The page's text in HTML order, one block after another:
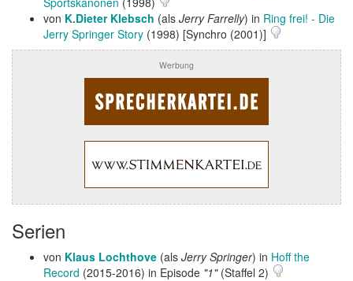
von K.Dieter Klebsch (als Jerry Farrelly) in Ring frei! - Die
Jerry Springer Story (1998) [Synchro (2001)]
Werbung
Serien
von Klaus Lochthove (als Jerry Springer) in Hoff the
Record (2015-2016) in Episode "1"(Staffel 2)